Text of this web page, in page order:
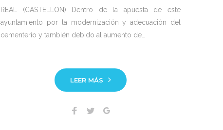
REAL (CASTELLON) Dentro de la apuesta de este
ayuntamiento por la modernización y adecuación del
cementerio y también debido al aumento de…
LEER MÁS
Facebook
Twitter